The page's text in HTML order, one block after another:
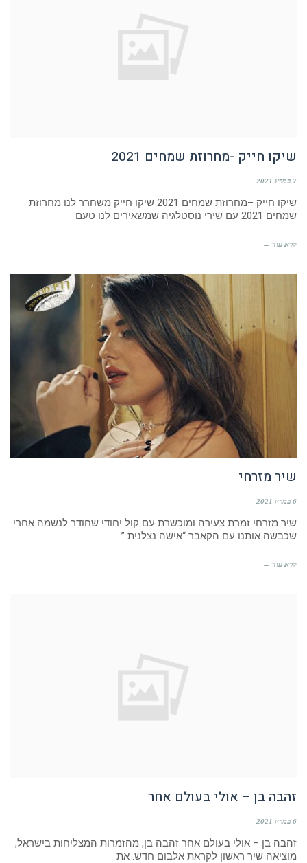
שיקו חייק -מחרוזת שמחים 2021
7 במרץ 2021
שיקו חייק –מחרוזת שמחים 2021 שיקו חייק משחרר לנו מחרוזת
שמחים 2021 עם שירי נוסטלגיה שמשאירים לנו טעם
קרא עוד ←
שיר מזרחי
6 במרץ 2021
שיר מזרחי זמרת צעירה ומוכשרת עם קול יחודי שחודר לנשמה אחרי
שכבשה אותנו עם הקאבר “אישה נצלנית ”
קרא עוד ←
זהבה בן – אולי בעולם אחר
6 במרץ 2021
זהבה בן – אולי בעולם אחר זהבה בן, מהזמרות המצליחות בישראל,
מוציאה שיר ראשון לקראת אלבום חדש. את